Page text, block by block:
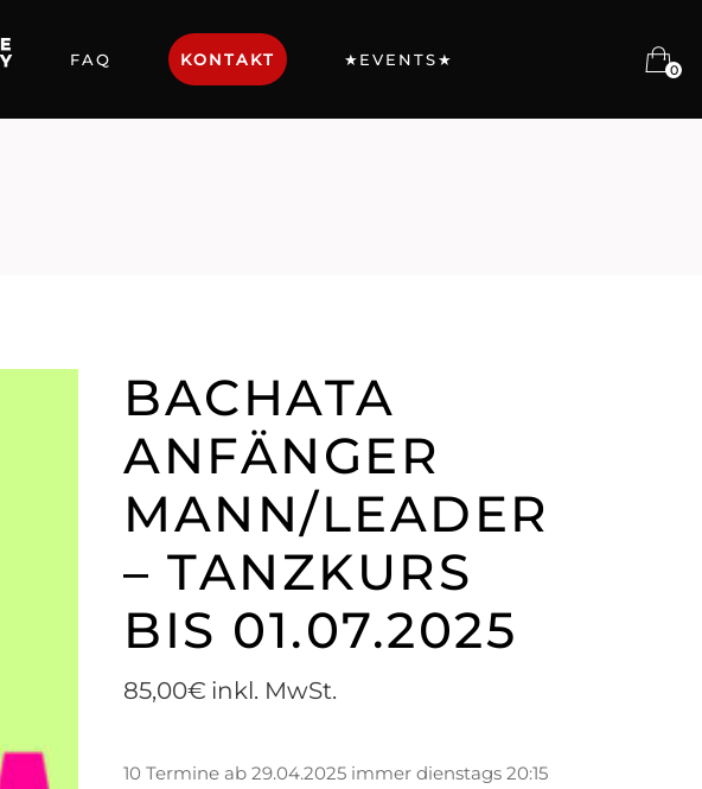
FAQ KONTAKT ★EVENTS★
0
BACHATA
ANFÄNGER
MANN/LEADER
– TANZKURS
BIS 01.07.2025
85,00€ inkl. MwSt.
10 Termine ab 29.04.2025 immer dienstags 20:15